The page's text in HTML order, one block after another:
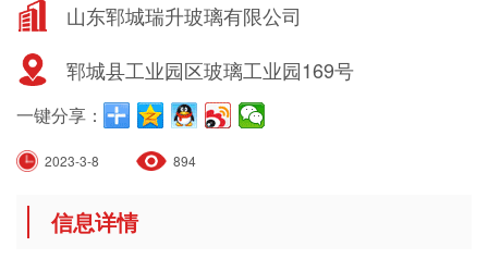
山东郓城瑞升玻璃有限公司
郓城县工业园区玻璃工业园169号
一键分享：
2023-3-8 894
信息详情